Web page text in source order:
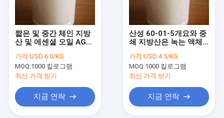
짧은 및 중간 체인 지방
산 및 에센셜 오일 AGP
가격:USD 6.0/KG
MOQ:1000 킬로그램
최신 가격 받기
지금 연락
산성 60-01-5개요와 중
쇄 지방산은 녹는 액체
가격:USD 4.5/KG
MOQ:1000 킬로그램
최신 가격 받기
지금 연락